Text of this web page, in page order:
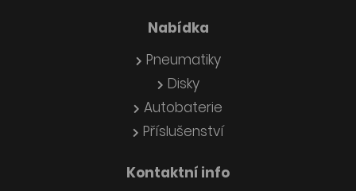
Nabídka
Pneumatiky
Disky
Autobaterie
Příslušenství
Kontaktní info